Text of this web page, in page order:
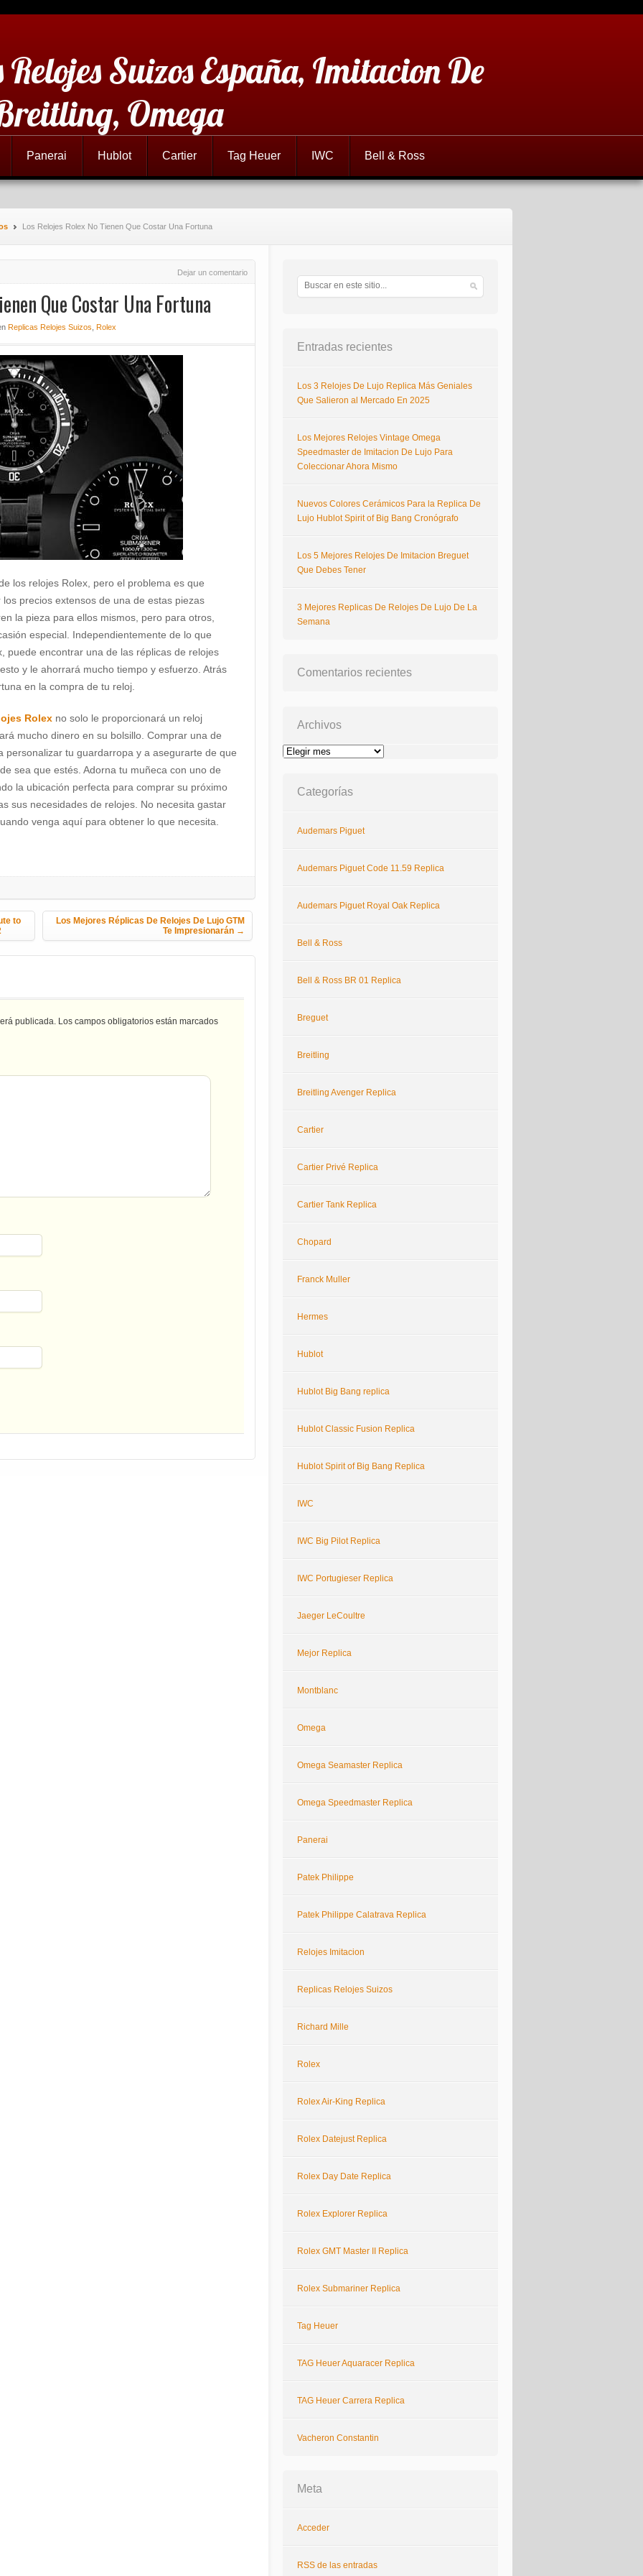
Suizos España, Imitacion De
Omega
Panerai Hublot Cartier Tag Heuer IWC Bell & Ross
Los Relojes Rolex No Tienen Que Costar Una Fortuna
Dejar un comentario
Que Costar Una Fortuna
Replicas Relojes Suizos Rolex
los relojes Rolex, pero el problema es que
precios extensos de una de estas piezas
la pieza para ellos mismos, pero para otros,
especial. Independientemente de lo que
puede encontrar una de las réplicas de relojes
y le ahorrará mucho tiempo y esfuerzo. Atrás
en la compra de tu reloj.
Rolex no solo le proporcionará un reloj
mucho dinero en su bolsillo. Comprar una de
personalizar tu guardarropa y a asegurarte de que
sea que estés. Adorna tu muñeca con uno de
la ubicación perfecta para comprar su próximo
sus necesidades de relojes. No necesita gastar
venga aquí para obtener lo que necesita.
to
Los Mejores Réplicas De Relojes De Lujo GTM
Te Impresionarán →
publicada. Los campos obligatorios están marcados
Entradas recientes
Los 3 Relojes De Lujo Replica Más Geniales
Que Salieron al Mercado En 2025
Los Mejores Relojes Vintage Omega
Speedmaster de Imitacion De Lujo Para
Coleccionar Ahora Mismo
Nuevos Colores Cerámicos Para la Replica De
Lujo Hublot Spirit of Big Bang Cronógrafo
Los 5 Mejores Relojes De Imitacion Breguet
Que Debes Tener
3 Mejores Replicas De Relojes De Lujo De La
Semana
Comentarios recientes
Archivos
Archivos
Categorías
Audemars Piguet
Audemars Piguet Code 11.59 Replica
Audemars Piguet Royal Oak Replica
Bell & Ross
Bell & Ross BR 01 Replica
Breguet
Breitling
Breitling Avenger Replica
Cartier
Cartier Privé Replica
Cartier Tank Replica
Chopard
Franck Muller
Hermes
Hublot
Hublot Big Bang replica
Hublot Classic Fusion Replica
Hublot Spirit of Big Bang Replica
IWC
IWC Big Pilot Replica
IWC Portugieser Replica
Jaeger LeCoultre
Mejor Replica
Montblanc
Omega
Omega Seamaster Replica
Omega Speedmaster Replica
Panerai
Patek Philippe
Patek Philippe Calatrava Replica
Relojes Imitacion
Replicas Relojes Suizos
Richard Mille
Rolex
Rolex Air-King Replica
Rolex Datejust Replica
Rolex Day Date Replica
Rolex Explorer Replica
Rolex GMT Master II Replica
Rolex Submariner Replica
Tag Heuer
TAG Heuer Aquaracer Replica
TAG Heuer Carrera Replica
Vacheron Constantin
Meta
Acceder
RSS de las entradas